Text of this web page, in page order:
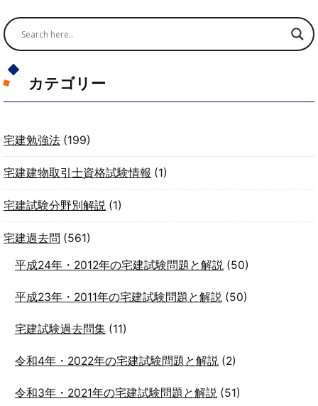
カテゴリー
宅建勉強法 (199)
宅建建物取引士資格試験情報 (1)
宅建試験分野別解説 (1)
宅建過去問 (561)
平成24年・2012年の宅建試験問題と解説(50)
平成23年・2011年の宅建試験問題と解説(50)
宅建試験過去問集(11)
令和4年・2022年の宅建試験問題と解説(2)
令和3年・2021年の宅建試験問題と解説(51)